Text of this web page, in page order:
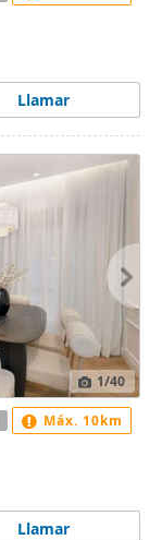
Llamar
1/40
Llamar
Máx. 10km